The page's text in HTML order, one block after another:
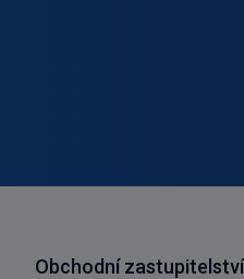
Obchodní